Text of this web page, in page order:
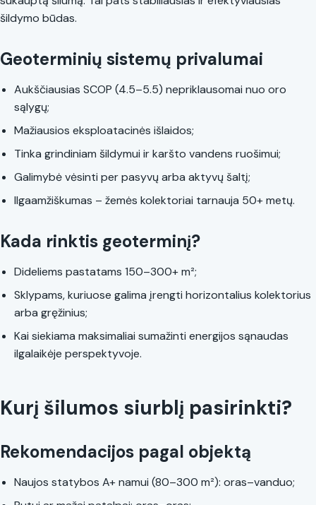
šildymo būdas.
Geoterminių sistemų privalumai
Aukščiausias SCOP (4.5–5.5) nepriklausomai nuo oro
sąlygų;
Mažiausios eksploatacinės išlaidos;
Tinka grindiniam šildymui ir karšto vandens ruošimui;
Galimybė vėsinti per pasyvų arba aktyvų šaltį;
Ilgaamžiškumas – žemės kolektoriai tarnauja 50+ metų.
Kada rinktis geoterminį?
Dideliems pastatams 150–300+ m²;
Sklypams, kuriuose galima įrengti horizontalius kolektorius
arba gręžinius;
Kai siekiama maksimaliai sumažinti energijos sąnaudas
ilgalaikėje perspektyvoje.
Kurį šilumos siurblį pasirinkti?
Rekomendacijos pagal objektą
Naujos statybos A+ namui (80–300 m²): oras–vanduo;